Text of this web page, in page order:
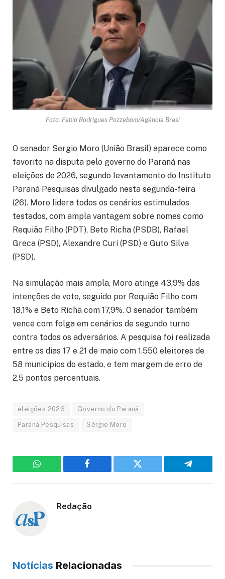
Foto: Fabio Rodrigues Pozzebom/Agência Brasi
O senador Sergio Moro (União Brasil) aparece como
favorito na disputa pelo governo do Paraná nas
eleições de 2026, segundo levantamento do Instituto
Paraná Pesquisas divulgado nesta segunda-feira
(26). Moro lidera todos os cenários estimulados
testados, com ampla vantagem sobre nomes como
Requião Filho (PDT), Beto Richa (PSDB), Rafael
Greca (PSD), Alexandre Curi (PSD) e Guto Silva
(PSD).
Na simulação mais ampla, Moro atinge 43,9% das
intenções de voto, seguido por Requião Filho com
18,1% e Beto Richa com 17,9%. O senador também
vence com folga em cenários de segundo turno
contra todos os adversários. A pesquisa foi realizada
entre os dias 17 e 21 de maio com 1.550 eleitores de
58 municípios do estado, e tem margem de erro de
2,5 pontos percentuais.
eleições 2026 Governo do Paraná
Paraná Pesquisas Sérgio Moro
WhatsApp Facebook Twitter Telegram
Redação
Notícias Relacionadas